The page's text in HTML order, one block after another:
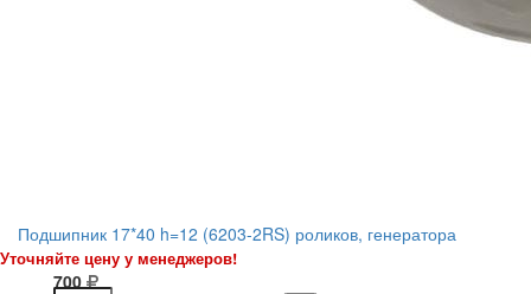
Подшипник 17*40 h=12 (6203-2RS) роликов, генератора
Уточняйте цену у менеджеров!
700